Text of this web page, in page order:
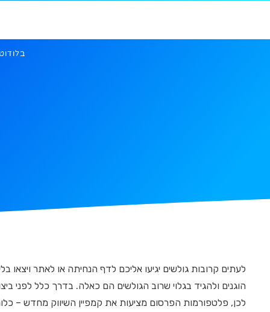
בלודוט
לעתים קרובות גולשים יגיעו אליכם לדף הנחיתה או לאתר ויצאו
הוגנים ולהגיד בגלוי שרוב הגולשים הם כאלה. בדרך כלל לפני
לכן, פלטפורמות הפרסום מציעות את קמפיין השיווק מחדש –